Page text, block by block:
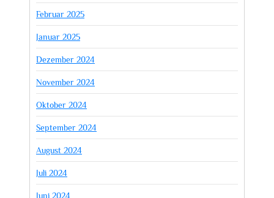
Februar 2025
Januar 2025
Dezember 2024
November 2024
Oktober 2024
September 2024
August 2024
Juli 2024
Juni 2024